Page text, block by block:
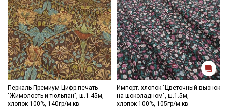
Перкаль Премиум Цифр.печать
"Жимолость и тюльпан", ш.1.45м,
хлопок-100%, 140гр/м.кв
Импорт. хлопок "Цветочный вьюнок
на шоколадном", ш.1.5м,
хлопок-100%, 105гр/м.кв